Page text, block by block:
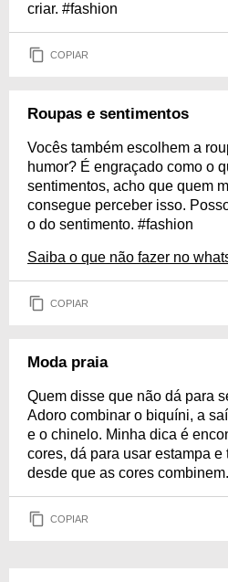
criar. #fashion
COPIAR
Roupas e sentimentos
Vocês também escolhem a
humor? É engraçado como o
sentimentos, acho que quem
consegue perceber isso.
o do sentimento. #fashion
Saiba o que não fazer no
COPIAR
Moda praia
Quem disse que não dá para
Adoro combinar o biquíni, a
e o chinelo. Minha dica é
cores, dá para usar estampa e
desde que as cores
COPIAR